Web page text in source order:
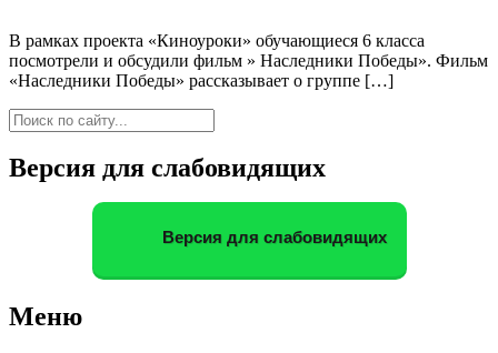
В рамках проекта «Киноуроки» обучающиеся 6 класса
посмотрели и обсудили фильм » Наследники Победы». Фильм
«Наследники Победы» рассказывает о группе […]
Версия для слабовидящих
Версия для слабовидящих
Меню